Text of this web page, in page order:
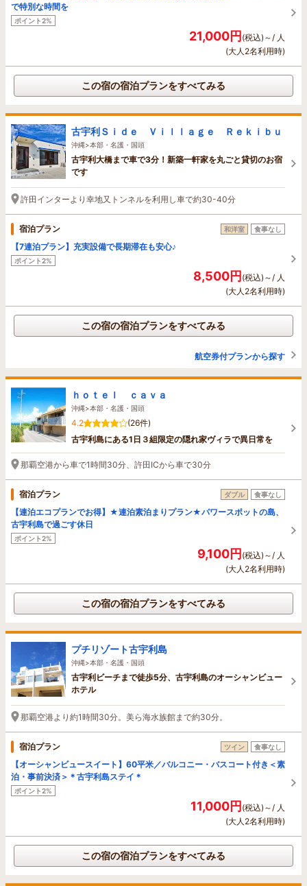
で特別な時間を
ポイント2%
21,000円(税込)～/ 人
(大人2名利用時)
この宿の宿泊プランをすべてみる
古宇利Ｓｉｄｅ Ｖｉｌｌａｇｅ Ｒｅｋｉｂｕ
沖縄>本部・名護・国頭
古宇利大橋まで車で3分！新築一軒家を丸ごと貸切のお宿
です
許田インターより幸地又トンネルを利用し車で約30-40分
宿泊プラン 和洋室 食事なし
【7連泊プラン】充実設備で長期滞在も安心♪
ポイント2%
8,500円(税込)～/ 人
(大人2名利用時)
この宿の宿泊プランをすべてみる
航空券付プランから探す
ｈｏｔｅｌ ｃａｖａ
沖縄>本部・名護・国頭
4.2
(26件)
古宇利島にある1日３組限定の隠れ家ヴィラで異日常を
那覇空港から車で1時間30分、許田ICから車で30分
宿泊プラン ダブル 食事なし
【連泊エコプランでお得】★連泊素泊まりプラン★パワースポットの島、
古宇利島で過ごす休日
ポイント2%
9,100円(税込)～/ 人
(大人2名利用時)
この宿の宿泊プランをすべてみる
プチリゾート古宇利島
沖縄>本部・名護・国頭
古宇利ビーチまで徒歩5分、古宇利島のオーシャンビュー
ホテル
那覇空港より約1時間30分。美ら海水族館まで約30分。
宿泊プラン ツイン 食事なし
【オーシャンビュースイート】60平米／バルコニー・バスコート付き＜素
泊・事前決済＞＊古宇利島ステイ＊
ポイント2%
11,000円(税込)～/ 人
(大人2名利用時)
この宿の宿泊プランをすべてみる